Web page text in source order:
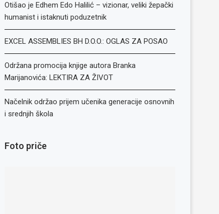
Otišao je Edhem Edo Halilić – vizionar, veliki žepački
humanist i istaknuti poduzetnik
EXCEL ASSEMBLIES BH D.O.O.: OGLAS ZA POSAO
Održana promocija knjige autora Branka
Marijanovića: LEKTIRA ZA ŽIVOT
Načelnik održao prijem učenika generacije osnovnih
i srednjih škola
Foto priče